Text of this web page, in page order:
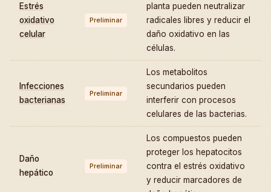
Estrés
oxidativo
celular
Preliminar
planta pueden neutralizar
radicales libres y reducir el
daño oxidativo en las
células.
Infecciones
bacterianas
Preliminar
Los metabolitos
secundarios pueden
interferir con procesos
celulares de las bacterias.
Daño
hepático
Preliminar
Los compuestos pueden
proteger los hepatocitos
contra el estrés oxidativo
y reducir marcadores de